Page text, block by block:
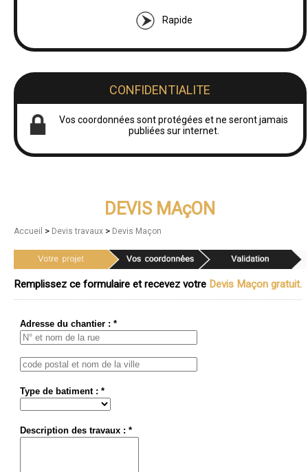
Rapide
CONFIDENTIALITE
Vos coordonnées sont protégées et ne seront jamais
publiées sur internet.
DEVIS MAçON
Accueil > Devis travaux > Devis Maçon
Remplissez ce formulaire et recevez votre Devis Maçon gratuit.
Adresse du chantier : *
Type de batiment : *
Description des travaux : *